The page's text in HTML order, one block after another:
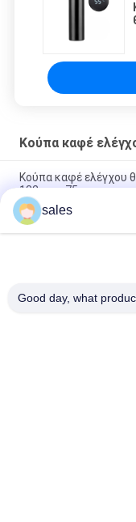
Κούπα καφέ
Κούπα καφέ ελέγχου
132mmx75mm
Ανοξείδωτο 210mm
PCMs
Μπλε κούπα καφέ
sales
Good day, what